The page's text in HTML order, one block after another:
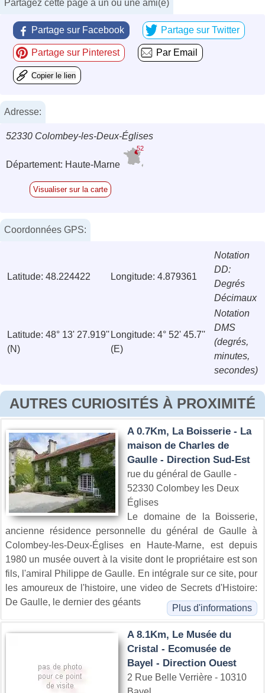
Partagez cette page à un ou une ami(e)
Partage sur Facebook Partage sur Twitter
Partage sur Pinterest Par Email
Copier le lien
Adresse:
52330 Colombey-les-Deux-Églises
Département: Haute-Marne
52
Visualiser sur la carte
Coordonnées GPS:
Latitude: 48.224422 Longitude: 4.879361
Notation
DD:
Degrés
Décimaux
Latitude: 48° 13' 27.919''
(N)
Longitude: 4° 52' 45.7''
(E)
Notation
DMS
(degrés,
minutes,
secondes)
AUTRES CURIOSITÉS À PROXIMITÉ
A 0.7Km, La Boisserie - La
maison de Charles de
Gaulle - Direction Sud-Est
rue du général de Gaulle -
52330 Colombey les Deux
Églises
Le domaine de la Boisserie,
ancienne résidence personnelle du général de Gaulle à
Colombey-les-Deux-Églises en Haute-Marne, est depuis
1980 un musée ouvert à la visite dont le propriétaire est son
fils, l'amiral Philippe de Gaulle. En intégrale sur ce site, pour
les amoureux de l'histoire, une video de Secrets d'Histoire:
De Gaulle, le dernier des géants
Plus d'informations
A 8.1Km, Le Musée du
Cristal - Ecomusée de
Bayel - Direction Ouest
2 Rue Belle Verrière - 10310